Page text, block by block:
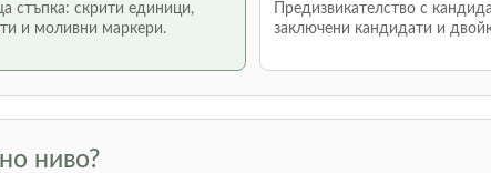
стъпка: скрити единици,
и моливни маркери.
Предизвикателство с
заключени кандидати и
ниво?